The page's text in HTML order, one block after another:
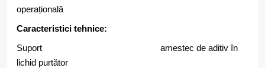
operațională
Caracteristici tehnice:
Suport amestec de aditiv în
lichid purtător